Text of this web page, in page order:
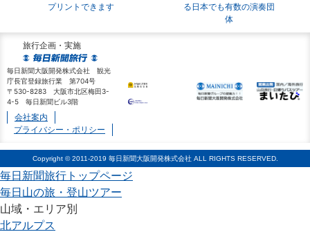
プリントできます
る日本でも有数の演奏団
体
旅行企画・実施
毎日新聞大阪開発株式会社 観光
庁長官登録旅行業 第704号
〒530-8283 大阪市北区梅田3-
4-5 毎日新聞ビル3階
会社案内
プライバシー・ポリシー
Copyright © 2011-2019 毎日新聞大阪開発株式会社 ALL RIGHTS RESERVED.
毎日新聞旅行トップページ
毎日山の旅・登山ツアー
山域・エリア別
北アルプス